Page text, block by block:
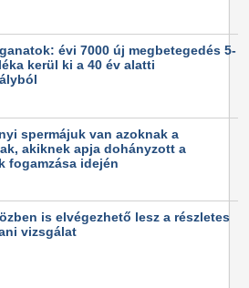
évi 7000 új megbetegedés 5-
kerül ki a 40 év alatti
spermájuk van azoknak a
akiknek apja dohányzott a
fogamzása idején
is elvégezhető lesz a részletes
vizsgálat